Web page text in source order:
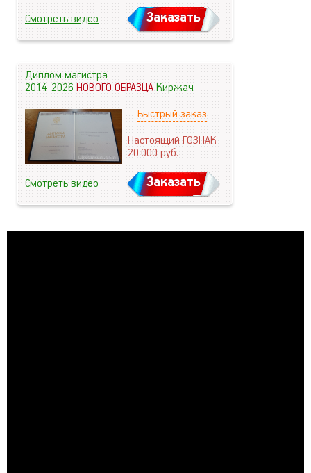
Смотреть видео Заказать
Диплом магистра
2014-2026НОВОГО ОБРАЗЦАКиржач
Быстрый заказ
Настоящий ГОЗНАК
20.000руб.
Смотреть видео Заказать